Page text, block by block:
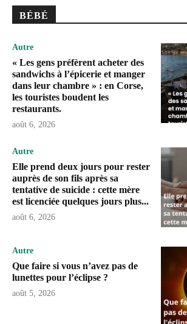
BÉBÉ
Autre
« Les gens préfèrent acheter des
sandwichs à l’épicerie et manger
dans leur chambre » : en Corse,
les touristes boudent les
restaurants.
août 6, 2026
Autre
Elle prend deux jours pour rester
auprès de son fils après sa
tentative de suicide : cette mère
est licenciée quelques jours plus...
août 6, 2026
Autre
Que faire si vous n’avez pas de
lunettes pour l’éclipse ?
août 5, 2026